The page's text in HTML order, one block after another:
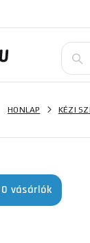
HONLAP KÉZI
vásárlók